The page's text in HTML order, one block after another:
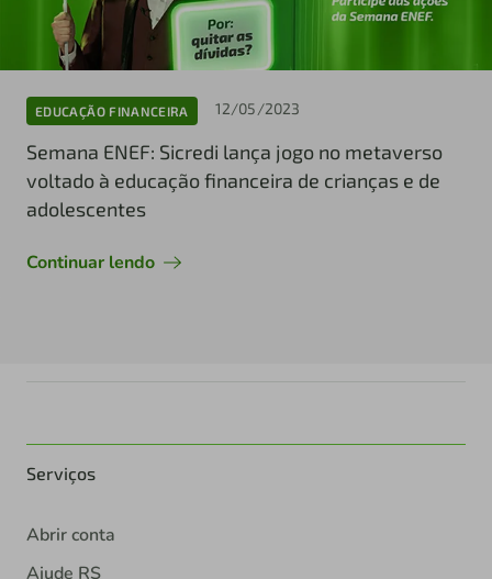
EDUCAÇÃO FINANCEIRA 12/05/2023
Semana ENEF: Sicredi lança jogo no metaverso
voltado à educação financeira de crianças e de
adolescentes
Continuar lendo
Serviços
Abrir conta
Ajude RS